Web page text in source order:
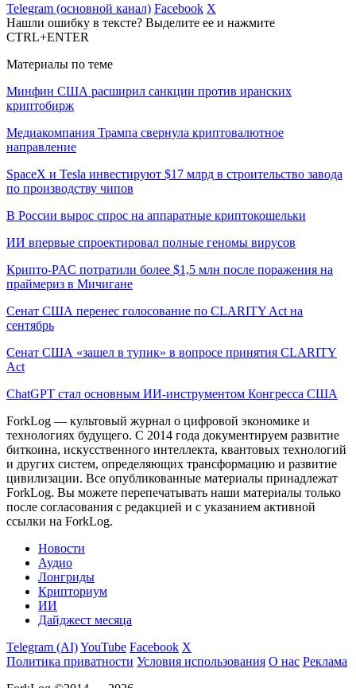
Telegram (основной канал) Facebook X
Нашли ошибку в тексте? Выделите ее и нажмите
CTRL+ENTER
Материалы по теме
Минфин США расширил санкции против иранских
криптобирж
Медиакомпания Трампа свернула криптовалютное
направление
SpaceX и Tesla инвестируют $17 млрд в строительство завода
по производству чипов
В России вырос спрос на аппаратные криптокошельки
ИИ впервые спроектировал полные геномы вирусов
Крипто-PAC потратили более $1,5 млн после поражения на
праймериз в Мичигане
Сенат США перенес голосование по CLARITY Act на
сентябрь
Сенат США «зашел в тупик» в вопросе принятия CLARITY
Act
ChatGPT стал основным ИИ-инструментом Конгресса США
ForkLog — культовый журнал о цифровой экономике и
технологиях будущего. С 2014 года документируем развитие
биткоина, искусственного интеллекта, квантовых технологий
и других систем, определяющих трансформацию и развитие
цивилизации. Все опубликованные материалы принадлежат
ForkLog. Вы можете перепечатывать наши материалы только
после согласования с редакцией и с указанием активной
ссылки на ForkLog.
Новости
Аудио
Лонгриды
Крипториум
ИИ
Дайджест месяца
Telegram (AI)YouTube Facebook X
Политика приватности Условия использования О нас Реклама